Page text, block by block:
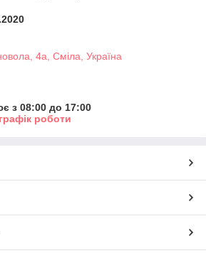
4а, Сміла, Україна
з 08:00 до 17:00
роботи